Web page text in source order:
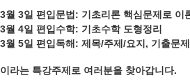
3월 3일 편입문법: 기초리론 핵심문제로 이
3월 4일 편입수학: 기초수학 도형정리
3월 5일 편입독해: 제목/주제/요지, 기출문
이라는 특강주제로 여러분을 찾아갑니다.